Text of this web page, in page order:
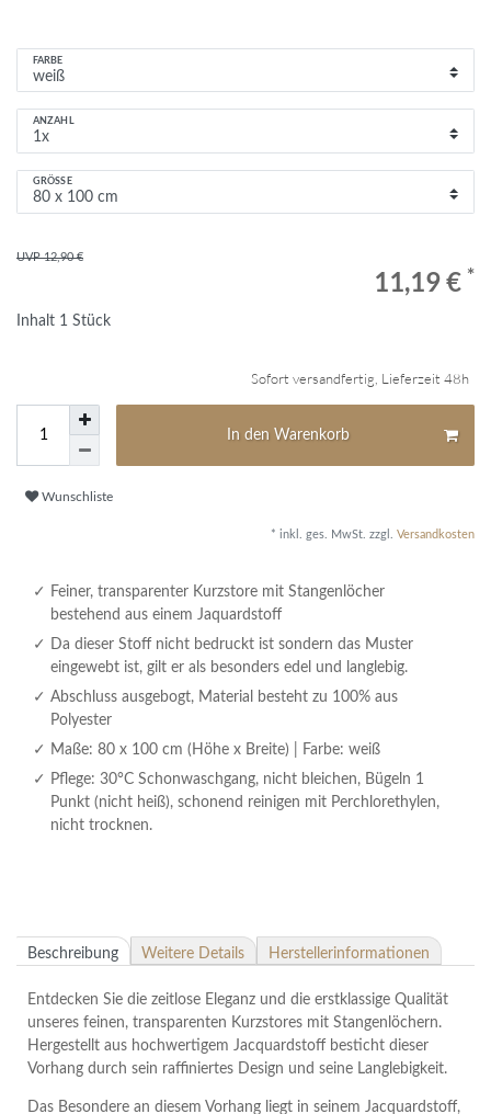
FARBE
ANZAHL
GRÖSSE
UVP 12,90 €
11,19 € *
Inhalt 1 Stück
Sofort versandfertig, Lieferzeit 48h
In den Warenkorb
Wunschliste
* inkl. ges. MwSt. zzgl. Versandkosten
Feiner, transparenter Kurzstore mit Stangenlöcher
bestehend aus einem Jaquardstoff
Da dieser Stoff nicht bedruckt ist sondern das Muster
eingewebt ist, gilt er als besonders edel und langlebig.
Abschluss ausgebogt, Material besteht zu 100% aus
Polyester
Maße: 80 x 100 cm (Höhe x Breite) | Farbe: weiß
Pflege: 30°C Schonwaschgang, nicht bleichen, Bügeln 1
Punkt (nicht heiß), schonend reinigen mit Perchlorethylen,
nicht trocknen.
Beschreibung Weitere Details Herstellerinformationen
Entdecken Sie die zeitlose Eleganz und die erstklassige Qualität
unseres feinen, transparenten Kurzstores mit Stangenlöchern.
Hergestellt aus hochwertigem Jacquardstoff besticht dieser
Vorhang durch sein raffiniertes Design und seine Langlebigkeit.
Das Besondere an diesem Vorhang liegt in seinem Jacquardstoff,